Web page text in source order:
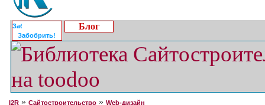
Забобрить!
Блог
I2R » Сайтостроительство » Web-дизайн